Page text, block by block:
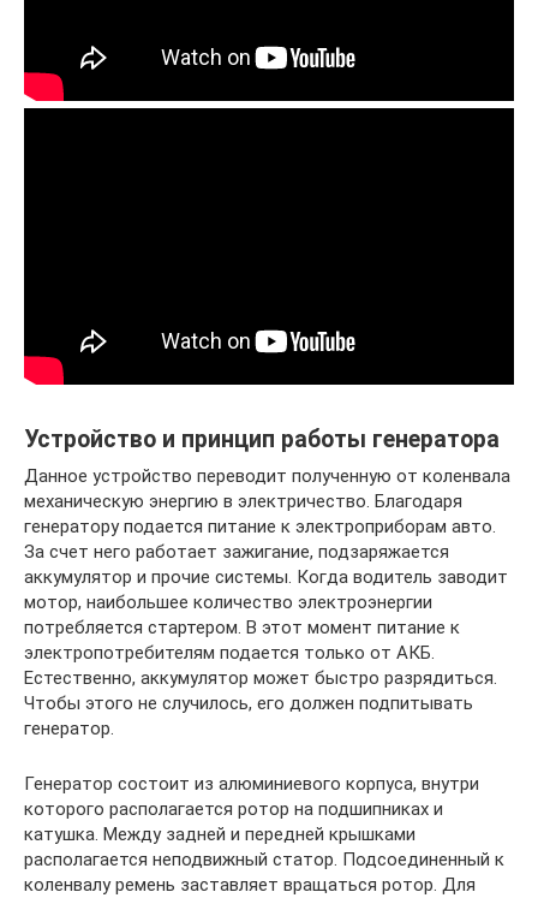
Устройство и принцип работы генератора
Данное устройство переводит полученную от коленвала
механическую энергию в электричество. Благодаря
генератору подается питание к электроприборам авто.
За счет него работает зажигание, подзаряжается
аккумулятор и прочие системы. Когда водитель заводит
мотор, наибольшее количество электроэнергии
потребляется стартером. В этот момент питание к
электропотребителям подается только от АКБ.
Естественно, аккумулятор может быстро разрядиться.
Чтобы этого не случилось, его должен подпитывать
генератор.
Генератор состоит из алюминиевого корпуса, внутри
которого располагается ротор на подшипниках и
катушка. Между задней и передней крышками
располагается неподвижный статор. Подсоединенный к
коленвалу ремень заставляет вращаться ротор. Для